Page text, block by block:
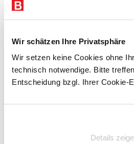
Wir schätzen Ihre Privatsphäre
Wir setzen keine Cookies ohne
technisch notwendige. Bitte
Entscheidung bzgl. Ihrer Cookie-
Details
Beschreibung
Beratung